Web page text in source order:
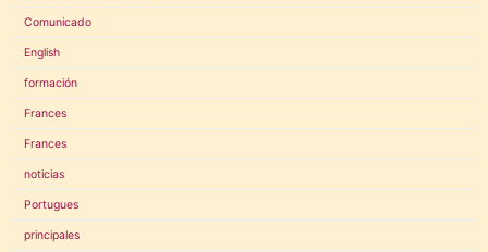
Comunicado
English
formación
Frances
Frances
noticias
Portugues
principales